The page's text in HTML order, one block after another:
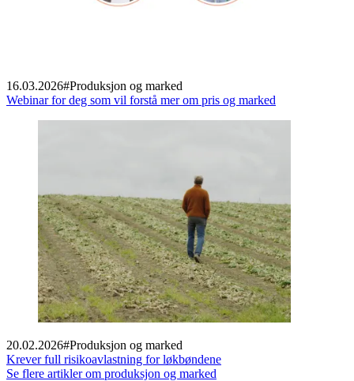
16.03.2026#Produksjon og marked
Webinar for deg som vil forstå mer om pris og marked
20.02.2026#Produksjon og marked
Krever full risikoavlastning for løkbøndene
Se flere artikler om produksjon og marked